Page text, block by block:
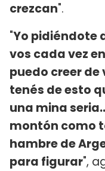
crezcan".
"Yo pidiéndote
vos cada vez
puedo creer de
tenés de esto
una mina
montón como
hambre de
para figurar",